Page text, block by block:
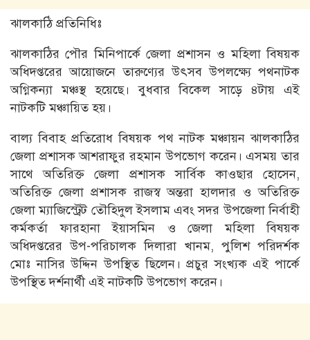
‎ঝালকাঠি প্রতিনিধিঃ
ঝালকাঠির পৌর মিনিপার্কে জেলা প্রশাসন ও মহিলা বিষয়ক
অধিদপ্তরের আয়োজনে তারুণ্যের উৎসব উপলক্ষ্যে পথনাটক
অগ্নিকন্যা মঞ্চস্থ হয়েছে। বুধবার বিকেল সাড়ে ৪টায় এই
নাটকটি মঞ্চায়িত হয়।
বাল্য বিবাহ প্রতিরোধ বিষয়ক পথ নাটক মঞ্চায়ন ঝালকাঠির
জেলা প্রশাসক আশরাফুর রহমান উপভোগ করেন। এসময় তার
সাথে অতিরিক্ত জেলা প্রশাসক সার্বিক কাওছার হোসেন,
অতিরিক্ত জেলা প্রশাসক রাজস্ব অন্তরা হালদার ও অতিরিক্ত
জেলা ম্যাজিস্ট্রেট তৌহিদুল ইসলাম এবং সদর উপজেলা নির্বাহী
কর্মকর্তা ফারহানা ইয়াসমিন ও জেলা মহিলা বিষয়ক
অধিদপ্তরের উপ-পরিচালক দিলারা খানম, পুলিশ পরিদর্শক
মোঃ নাসির উদ্দিন উপস্থিত ছিলেন। প্রচুর সংখ্যক এই পার্কে
উপস্থিত দর্শনার্থী এই নাটকটি উপভোগ করেন।